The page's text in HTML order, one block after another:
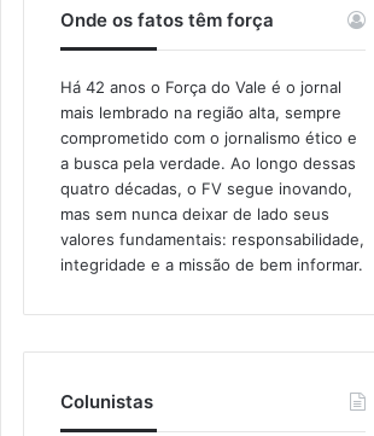
Onde os fatos têm força
Há 42 anos o Força do Vale é o jornal
mais lembrado na região alta, sempre
comprometido com o jornalismo ético e
a busca pela verdade. Ao longo dessas
quatro décadas, o FV segue inovando,
mas sem nunca deixar de lado seus
valores fundamentais: responsabilidade,
integridade e a missão de bem informar.​
Colunistas